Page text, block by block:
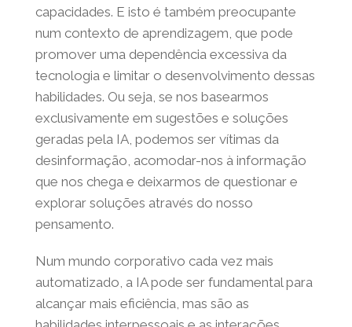
tarefas que antes exigiam pensamento
crítico, que envolve a análise, a avaliação e a
síntese de informação, corremos o risco de
ir perdendo essas capacidades. E isto é
também preocupante num contexto de
aprendizagem, que pode promover uma
dependência excessiva da tecnologia e
limitar o desenvolvimento dessas
habilidades. Ou seja, se nos basearmos
exclusivamente em sugestões e soluções
geradas pela IA, podemos ser vítimas da
informação que nos chega e deixarmos de
questionar e explorar soluções através do
nosso pensamento.